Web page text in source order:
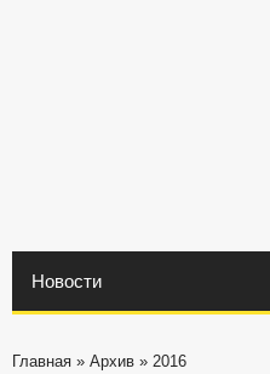
Новости
Главная » Архив » 2016